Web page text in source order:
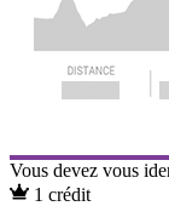
Vous devez vous
1 crédit